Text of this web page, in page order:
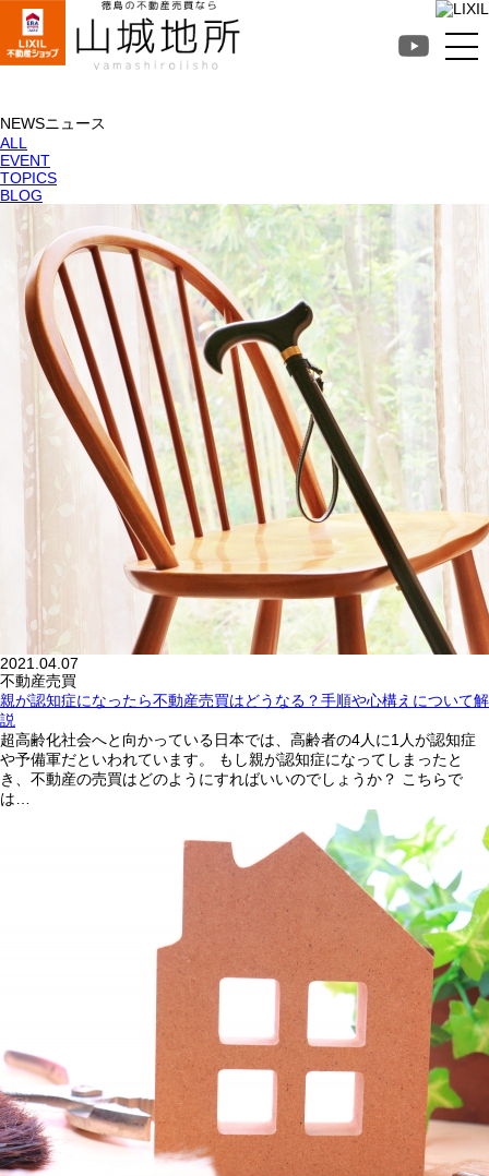
NEWSニュース
ALL
EVENT
TOPICS
BLOG
2021.04.07
不動産売買
親が認知症になったら不動産売買はどうなる？手順や心構えについて解
説
超高齢化社会へと向かっている日本では、高齢者の4人に1人が認知症
や予備軍だといわれています。 もし親が認知症になってしまったと
き、不動産の売買はどのようにすればいいのでしょうか？ こちらで
は…